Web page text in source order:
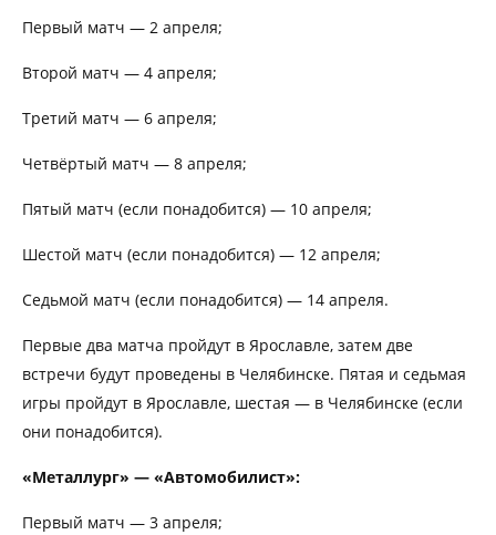
Первый матч — 2 апреля;
Второй матч — 4 апреля;
Третий матч — 6 апреля;
Четвёртый матч — 8 апреля;
Пятый матч (если понадобится) — 10 апреля;
Шестой матч (если понадобится) — 12 апреля;
Седьмой матч (если понадобится) — 14 апреля.
Первые два матча пройдут в Ярославле, затем две
встречи будут проведены в Челябинске. Пятая и седьмая
игры пройдут в Ярославле, шестая — в Челябинске (если
они понадобится).
«Металлург» — «Автомобилист»:
Первый матч — 3 апреля;